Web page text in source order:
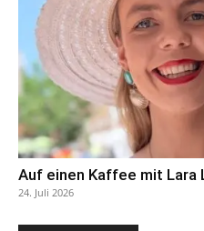
Auf einen Kaffee mit Lara
24. Juli 2026